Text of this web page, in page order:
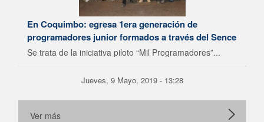
En Coquimbo: egresa 1era generación de
programadores junior formados a través del Sence
Se trata de la iniciativa piloto “Mil Programadores”...
Jueves, 9 Mayo, 2019 - 13:28
Ver más